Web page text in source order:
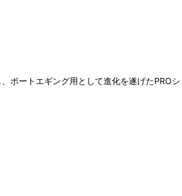
ートエギング用として進化を遂げたPROシ